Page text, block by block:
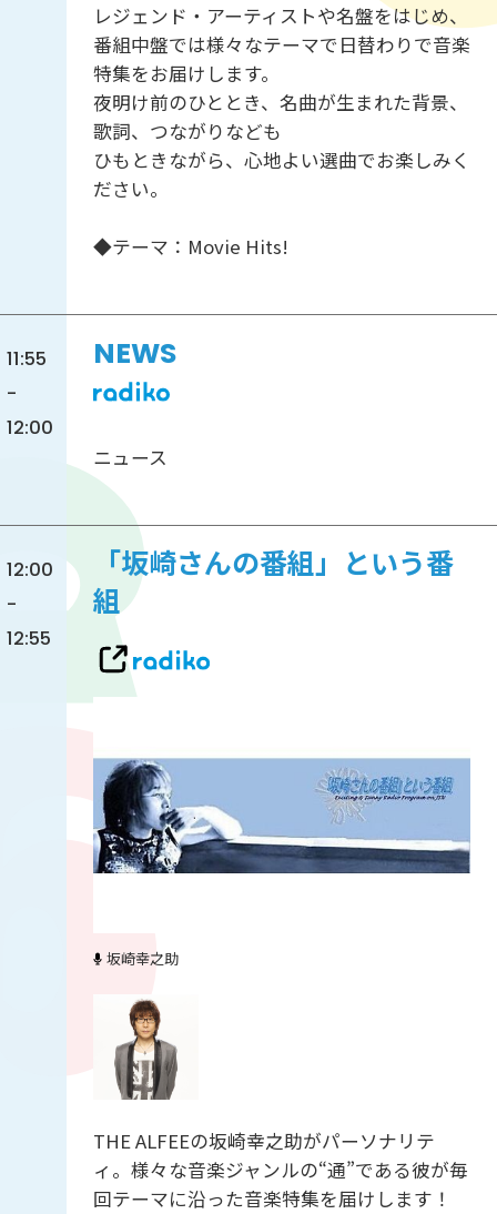
レジェンド・アーティストや名盤をはじめ、
番組中盤では様々なテーマで日替わりで音楽
特集をお届けします。
夜明け前のひととき、名曲が生まれた背景、
歌詞、つながりなども
ひもときながら、心地よい選曲でお楽しみく
ださい。
◆テーマ：Movie Hits!
11:55
-
12:00
NEWS
ニュース
12:00
-
12:55
「坂崎さんの番組」という番
組
坂崎幸之助
THE ALFEEの坂崎幸之助がパーソナリテ
ィ。様々な音楽ジャンルの“通”である彼が毎
回テーマに沿った音楽特集を届けします！